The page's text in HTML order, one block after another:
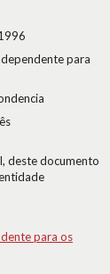
para
deste documento
para os